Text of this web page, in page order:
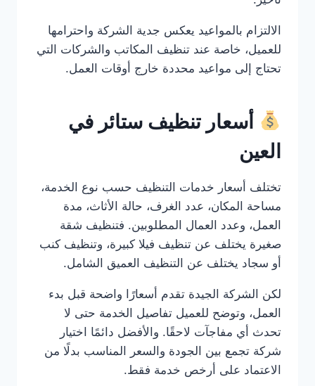
الالتزام بالمواعيد يعكس جدية الشركة واحترامها
للعميل، خاصة عند تنظيف المكاتب والشركات التي
تحتاج إلى مواعيد محددة خارج أوقات العمل.
أسعار تنظيف ستائر في
العين
تختلف أسعار خدمات التنظيف حسب نوع الخدمة،
مساحة المكان، عدد الغرف، حالة الأثاث، مدة
العمل، وعدد العمال المطلوبين. فتنظيف شقة
صغيرة يختلف عن تنظيف فيلا كبيرة، وتنظيف كنب
أو سجاد يختلف عن التنظيف العميق الشامل.
لكن الشركة الجيدة تقدم أسعارًا واضحة قبل بدء
العمل، وتوضح للعميل تفاصيل الخدمة حتى لا
تحدث أي مفاجآت لاحقًا. والأفضل دائمًا اختيار
شركة تجمع بين الجودة والسعر المناسب بدلًا من
الاعتماد على أرخص خدمة فقط.